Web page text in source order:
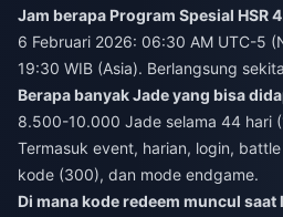
Jam berapa Program Spesial HSR
6 Februari 2026: 06:30 AM UTC-5
19:30 WIB (Asia). Berlangsung
Berapa banyak Jade yang bisa
8.500-10.000 Jade selama 44 hari
Termasuk event, harian, login,
kode (300), dan mode endgame.
Di mana kode redeem muncul saat